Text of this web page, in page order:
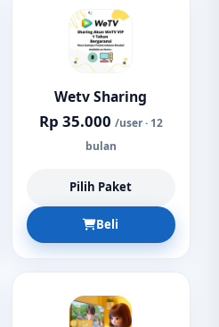
Wetv Sharing
Rp 35.000 /user · 12
bulan
Pilih Paket
Beli